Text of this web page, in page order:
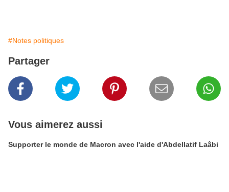
#Notes politiques
Partager
Vous aimerez aussi
Supporter le monde de Macron avec l'aide d'Abdellatif Laâbi